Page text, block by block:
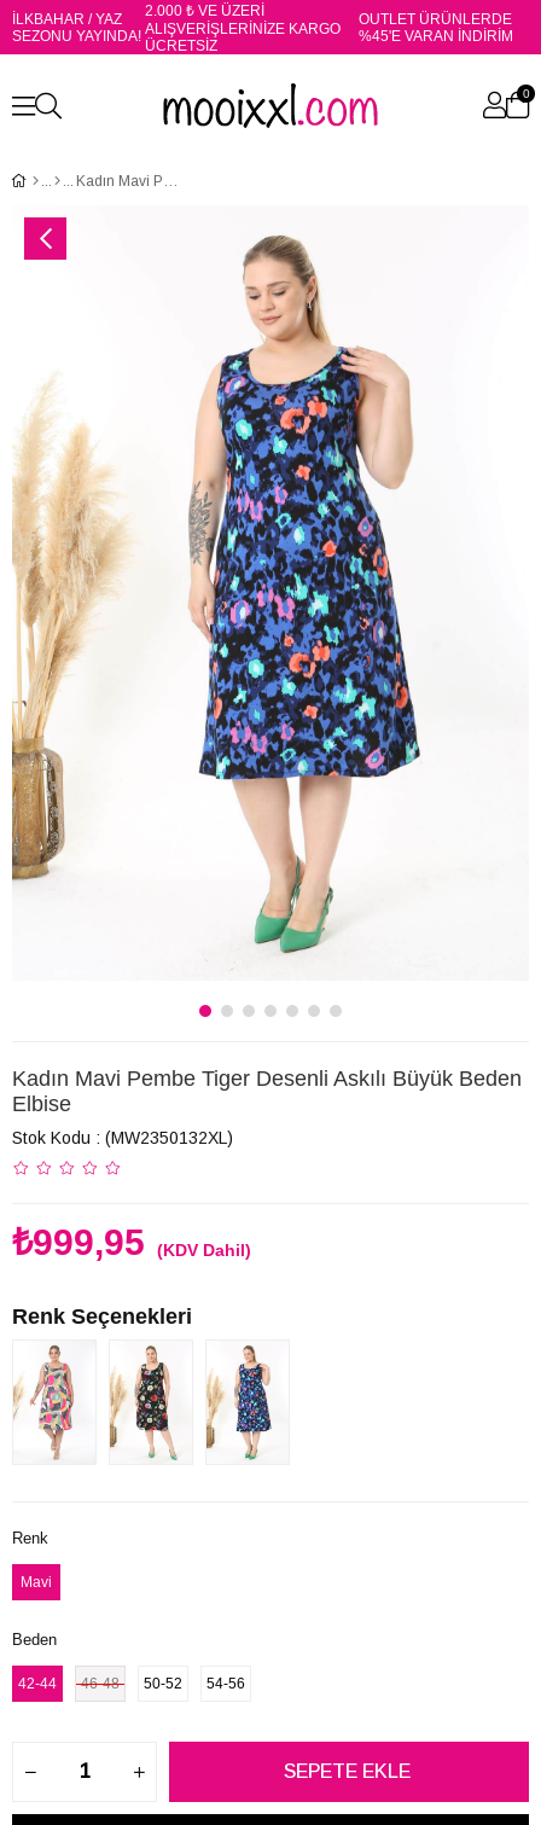
İLKBAHAR / YAZ
SEZONU YAYINDA!
2.000 ₺ VE ÜZERİ
ALIŞVERİŞLERİNİZE KARGO
ÜCRETSİZ
OUTLET ÜRÜNLERDE
%45'E VARAN İNDİRİM
0
Kadın Mavi Pembe Tiger Desenli Askılı Büyük Beden Elbise
Kadın Mavi Pembe Tiger Desenli Askılı Büyük Beden
Elbise
Stok Kodu (MW2350132XL)
₺999,95 (KDV Dahil)
Renk Seçenekleri
Renk
Mavi
Beden
42-44 46-48 50-52 54-56